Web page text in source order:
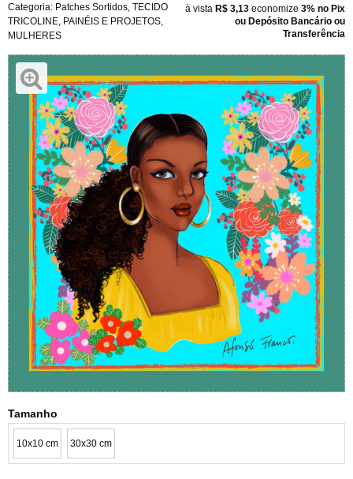
Categoria: Patches Sortidos TECIDO
TRICOLINE PAINÉIS E PROJETOS
MULHERES
à vista R$ 3,13 economize 3% no Pix
ou Depósito Bancário ou
Transferência
Tamanho
10x10 cm 30x30 cm